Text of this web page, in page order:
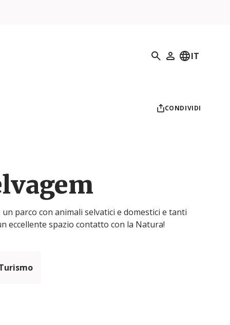
Ricerca
Il mio profilo
IT
CONDIVIDI
parco con animali selvatici e domestici e tanti
eccellente spazio contatto con la Natura!